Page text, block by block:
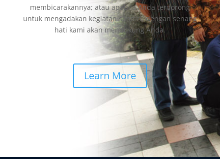
membicarakannya; atau apabila Anda terdorong
untuk mengadakan kegiatan sendiri, dengan senang
hati kami akan mendukung Anda.
Learn More